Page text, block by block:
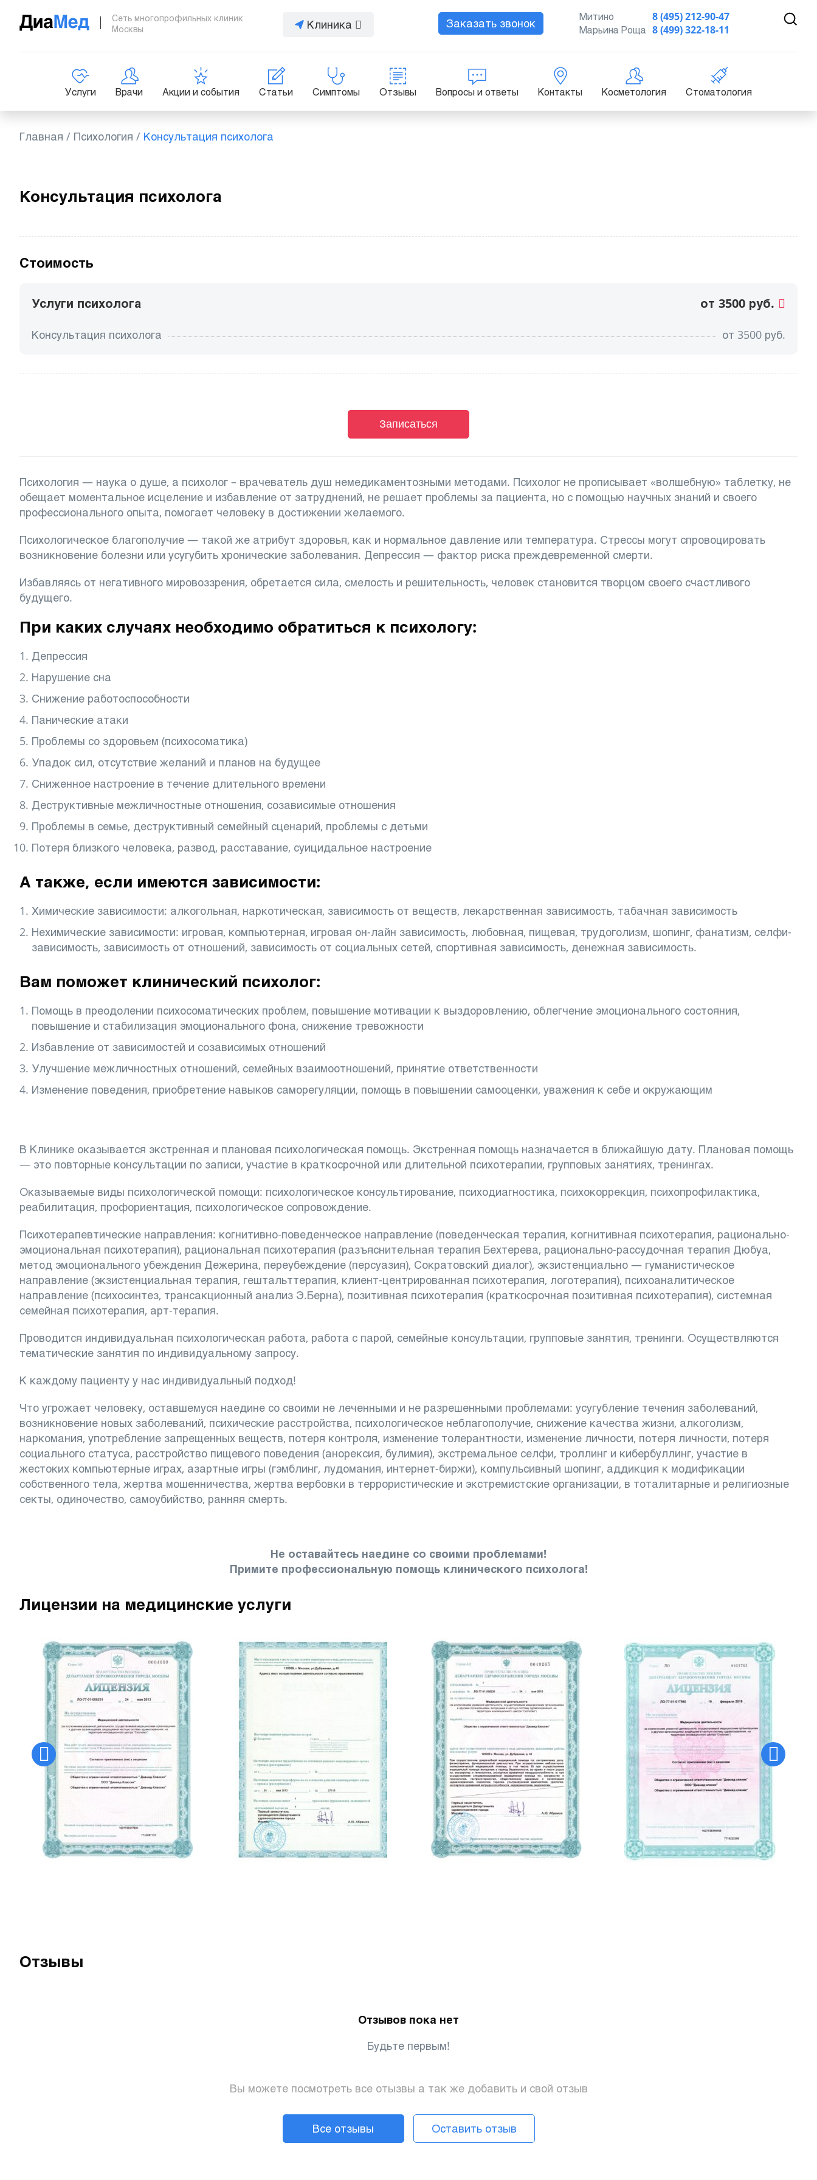
Сеть многопрофильных клиник
Москвы
Клиника Заказать звонок
8 (495) 212-90-47
Митино
8 (499) 322-18-11
Марьина Роща
Услуги Врачи Акции и события Статьи Симптомы Отзывы Вопросы и ответы Контакты Косметология Стоматология
Главная / Психология / Консультация психолога
Консультация психолога
Стоимость
Услуги психолога от 3500 руб.
Консультация психолога от 3500 руб.
Записаться
Психология — наука о душе, а психолог – врачеватель душ немедикаментозными методами. Психолог не прописывает «волшебную» таблетку, не
обещает моментальное исцеление и избавление от затруднений, не решает проблемы за пациента, но с помощью научных знаний и своего
профессионального опыта, помогает человеку в достижении желаемого.
Психологическое благополучие — такой же атрибут здоровья, как и нормальное давление или температура. Стрессы могут спровоцировать
возникновение болезни или усугубить хронические заболевания. Депрессия — фактор риска преждевременной смерти.
Избавляясь от негативного мировоззрения, обретается сила, смелость и решительность, человек становится творцом своего счастливого
будущего.
При каких случаях необходимо обратиться к психологу:
Депрессия
Нарушение сна
Снижение работоспособности
Панические атаки
Проблемы со здоровьем (психосоматика)
Упадок сил, отсутствие желаний и планов на будущее
Сниженное настроение в течение длительного времени
Деструктивные межличностные отношения, созависимые отношения
Проблемы в семье, деструктивный семейный сценарий, проблемы с детьми
Потеря близкого человека, развод, расставание, суицидальное настроение
А также, если имеются зависимости:
Химические зависимости: алкогольная, наркотическая, зависимость от веществ, лекарственная зависимость, табачная зависимость
Нехимические зависимости: игровая, компьютерная, игровая он-лайн зависимость, любовная, пищевая, трудоголизм, шопинг, фанатизм, селфи-
зависимость, зависимость от отношений, зависимость от социальных сетей, спортивная зависимость, денежная зависимость.
Вам поможет клинический психолог:
Помощь в преодолении психосоматических проблем, повышение мотивации к выздоровлению, облегчение эмоционального состояния,
повышение и стабилизация эмоционального фона, снижение тревожности
Избавление от зависимостей и созависимых отношений
Улучшение межличностных отношений, семейных взаимоотношений, принятие ответственности
Изменение поведения, приобретение навыков саморегуляции, помощь в повышении самооценки, уважения к себе и окружающим
В Клинике оказывается экстренная и плановая психологическая помощь. Экстренная помощь назначается в ближайшую дату. Плановая помощь
— это повторные консультации по записи, участие в краткосрочной или длительной психотерапии, групповых занятиях, тренингах.
Оказываемые виды психологической помощи: психологическое консультирование, психодиагностика, психокоррекция, психопрофилактика,
реабилитация, профориентация, психологическое сопровождение.
Психотерапевтические направления: когнитивно-поведенческое направление (поведенческая терапия, когнитивная психотерапия, рационально-
эмоциональная психотерапия), рациональная психотерапия (разъяснительная терапия Бехтерева, рационально-рассудочная терапия Дюбуа,
метод эмоционального убеждения Дежерина, переубеждение (персуазия), Сократовский диалог), экзистенциально — гуманистическое
направление (экзистенциальная терапия, гештальттерапия, клиент-центрированная психотерапия, логотерапия), психоаналитическое
направление (психосинтез, трансакционный анализ Э.Берна), позитивная психотерапия (краткосрочная позитивная психотерапия), системная
семейная психотерапия, арт-терапия.
Проводится индивидуальная психологическая работа, работа с парой, семейные консультации, групповые занятия, тренинги. Осуществляются
тематические занятия по индивидуальному запросу.
К каждому пациенту у нас индивидуальный подход!
Что угрожает человеку, оставшемуся наедине со своими не леченными и не разрешенными проблемами: усугубление течения заболеваний,
возникновение новых заболеваний, психические расстройства, психологическое неблагополучие, снижение качества жизни, алкоголизм,
наркомания, употребление запрещенных веществ, потеря контроля, изменение толерантности, изменение личности, потеря личности, потеря
социального статуса, расстройство пищевого поведения (анорексия, булимия), экстремальное селфи, троллинг и кибербуллинг, участие в
жестоких компьютерные играх, азартные игры (гэмблинг, лудомания, интернет-биржи), компульсивный шопинг, аддикция к модификации
собственного тела, жертва мошенничества, жертва вербовки в террористические и экстремистские организации, в тоталитарные и религиозные
секты, одиночество, самоубийство, ранняя смерть.
Не оставайтесь наедине со своими проблемами!
Примите профессиональную помощь клинического психолога!
Лицензии на медицинские услуги
Отзывы
Отзывов пока нет
Будьте первым!
Вы можете посмотреть все отызвы а так же добавить и свой отзыв
Все отзывы Оставить отзыв